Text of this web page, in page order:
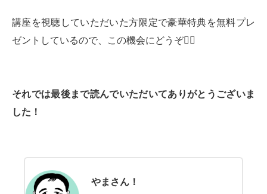
講座を視聴していただいた方限定で豪華特典を無料プレ
ゼントしているので、この機会にどうぞ💁‍♂️
それでは最後まで読んでいただいてありがとうございま
した！
やまさん！